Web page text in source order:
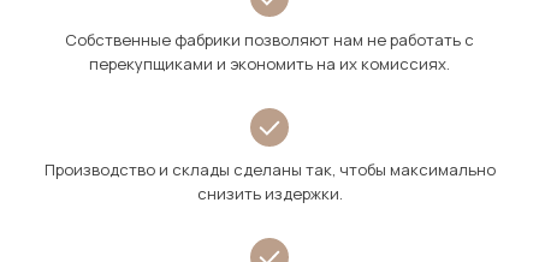
Собственные фабрики позволяют нам не работать с
перекупщиками и экономить на их комиссиях.
Производство и склады сделаны так, чтобы максимально
снизить издержки.